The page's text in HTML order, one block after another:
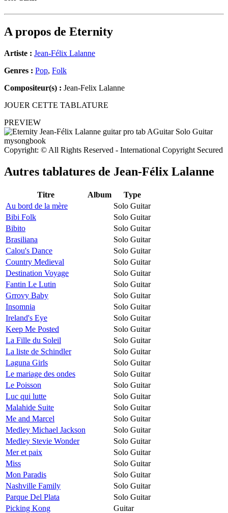
A propos de Eternity
Artiste : Jean-Félix Lalanne
Genres : Pop, Folk
Compositeur(s) : Jean-Felix Lalanne
JOUER CETTE TABLATURE
PREVIEW
Copyright: © All Rights Reserved - International Copyright Secured
Autres tablatures de Jean-Félix Lalanne
Titre Album
Type
Au bord de la mère
Solo Guitar
Bibi Folk
Solo Guitar
Bibito
Solo Guitar
Brasiliana
Solo Guitar
Calou's Dance
Solo Guitar
Country Medieval
Solo Guitar
Destination Voyage
Solo Guitar
Fantin Le Lutin
Solo Guitar
Grrovy Baby
Solo Guitar
Insomnia
Solo Guitar
Ireland's Eye
Solo Guitar
Keep Me Posted
Solo Guitar
La Fille du Soleil
Solo Guitar
La liste de Schindler
Solo Guitar
Laguna Girls
Solo Guitar
Le mariage des ondes
Solo Guitar
Le Poisson
Solo Guitar
Luc qui lutte
Solo Guitar
Malahide Suite
Solo Guitar
Me and Marcel
Solo Guitar
Medley Michael Jackson
Solo Guitar
Medley Stevie Wonder
Solo Guitar
Mer et paix
Solo Guitar
Miss
Solo Guitar
Mon Paradis
Solo Guitar
Nashville Family
Solo Guitar
Parque Del Plata
Solo Guitar
Picking Kong
Guitar